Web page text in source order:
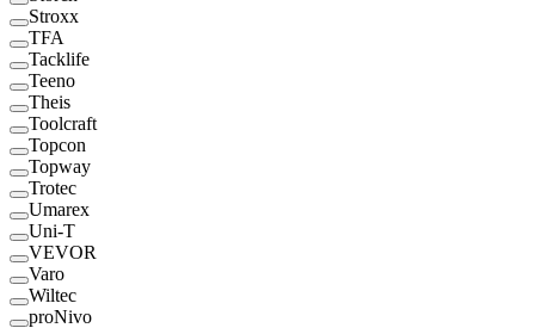
Stroxx
TFA
Tacklife
Teeno
Theis
Toolcraft
Topcon
Topway
Trotec
Umarex
Uni-T
VEVOR
Varo
Wiltec
proNivo